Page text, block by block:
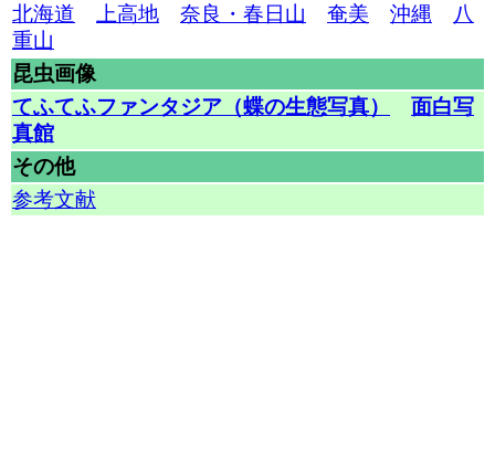
北海道
上高地 奈良・春日山 奄美 沖縄
八
重山
昆虫画像
てふてふファンタジア（蝶の生態写真）
面白写
真館
その他
参考文献